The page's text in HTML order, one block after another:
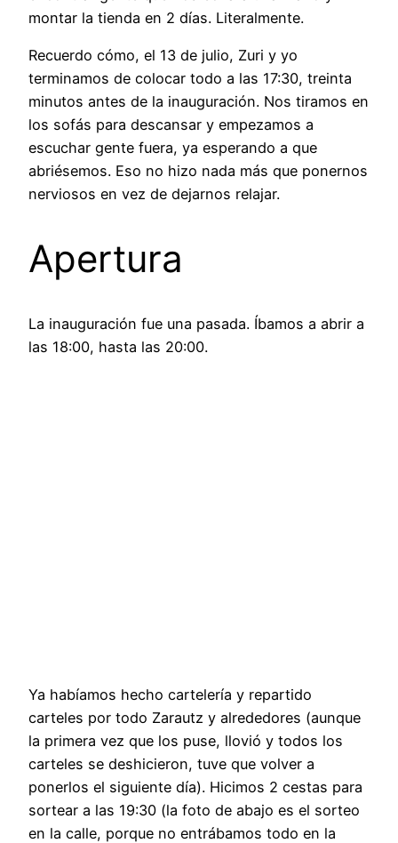
montar la tienda en 2 días. Literalmente.
Recuerdo cómo, el 13 de julio, Zuri y yo
terminamos de colocar todo a las 17:30, treinta
minutos antes de la inauguración. Nos tiramos en
los sofás para descansar y empezamos a
escuchar gente fuera, ya esperando a que
abriésemos. Eso no hizo nada más que ponernos
nerviosos en vez de dejarnos relajar.
Apertura
La inauguración fue una pasada. Íbamos a abrir a
las 18:00, hasta las 20:00.
Ya habíamos hecho cartelería y repartido
carteles por todo Zarautz y alrededores (aunque
la primera vez que los puse, llovió y todos los
carteles se deshicieron, tuve que volver a
ponerlos el siguiente día). Hicimos 2 cestas para
sortear a las 19:30 (la foto de abajo es el sorteo
en la calle, porque no entrábamos todo en la